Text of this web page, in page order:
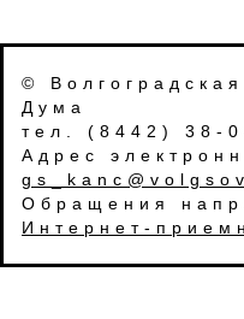
©
Дума
тел. (8442) 38-
Адрес
Обращения
Интернет-